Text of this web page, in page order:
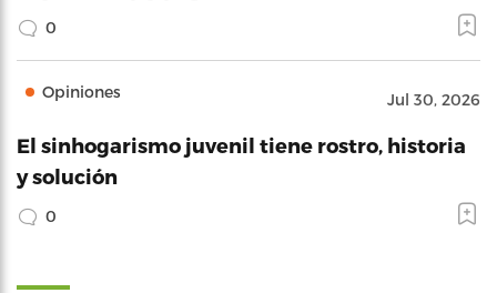
0
Opiniones Jul 30, 2026
El sinhogarismo juvenil tiene rostro, historia
y solución
0